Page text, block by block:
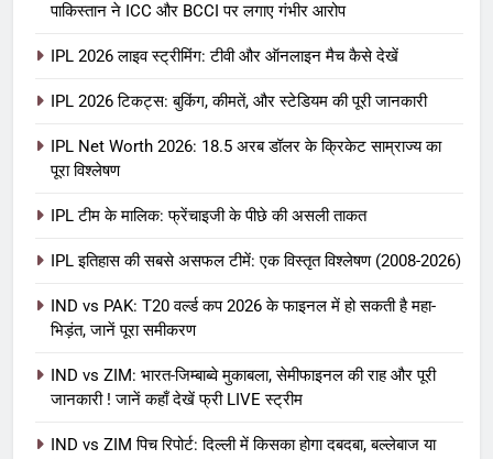
पाकिस्तान ने ICC और BCCI पर लगाए गंभीर आरोप
IPL 2026 लाइव स्ट्रीमिंग: टीवी और ऑनलाइन मैच कैसे देखें
IPL 2026 टिकट्स: बुकिंग, कीमतें, और स्टेडियम की पूरी जानकारी
IPL Net Worth 2026: 18.5 अरब डॉलर के क्रिकेट साम्राज्य का
पूरा विश्लेषण
IPL टीम के मालिक: फ्रेंचाइजी के पीछे की असली ताकत
IPL इतिहास की सबसे असफल टीमें: एक विस्तृत विश्लेषण (2008-2026)
IND vs PAK: T20 वर्ल्ड कप 2026 के फाइनल में हो सकती है महा-
भिड़ंत, जानें पूरा समीकरण
IND vs ZIM: भारत-जिम्बाब्वे मुकाबला, सेमीफाइनल की राह और पूरी
जानकारी ! जानें कहाँ देखें फ्री LIVE स्ट्रीम
IND vs ZIM पिच रिपोर्ट: दिल्ली में किसका होगा दबदबा, बल्लेबाज या
IPL Net Worth 2026: 18.5 अरब डॉलर
आईपीएल 2026 क्रिकेट
IPL टीम के मालिक: फ्रेंचाइजी के पीछे की
असली ताकत
आईपीएल 2026 क्रिकेट
IPL इतिहास की सबसे असफल टीमें: एक